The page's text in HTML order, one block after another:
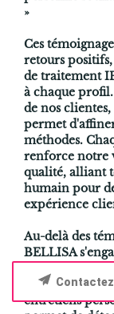
»
Ces
retours positifs,
de traitement
à chaque
de nos
permet
méthodes.
renforce notre
qualité, alliant
humain pour
expérience
Au-delà des
BELLISA
des avis via
entretiens